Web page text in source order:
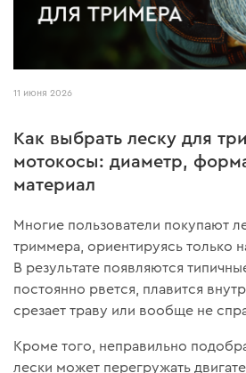
11 июня 2026
Как выбрать леску для
мотокосы: диаметр,
материал
Многие пользователи покупают
триммера, ориентируясь только
В результате появляются
постоянно рвется, плавится
срезает траву или вообще не
Кроме того, неправильно
лески может перегружать